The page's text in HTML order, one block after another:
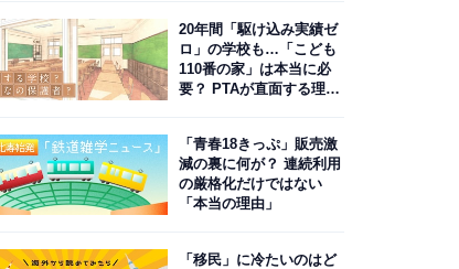
20年間「駆け込み実績ゼ
ロ」の学校も…「こども
110番の家」は本当に必
要？ PTAが直面する理想
「青春18きっぷ」販売激
減の裏に何が？ 連続利用
の厳格化だけではない
「本当の理由」
「移民」に冷たいのはど